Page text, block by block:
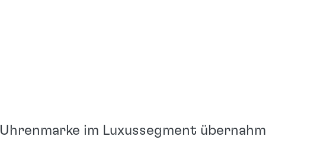
im Luxussegment übernahm